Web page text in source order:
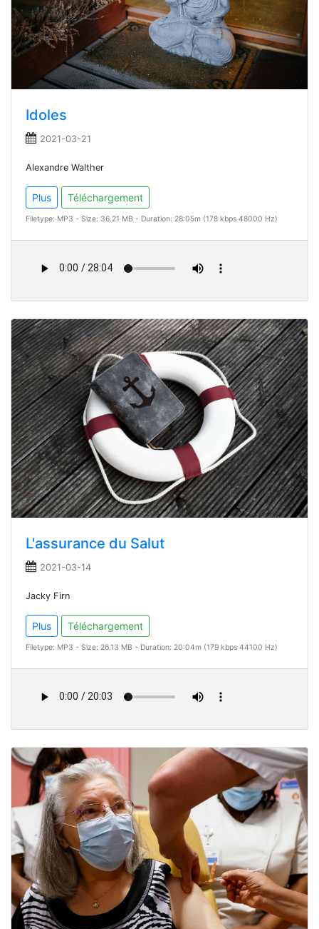
Idoles
2021-03-21
Alexandre Walther
Plus Téléchargement
Filetype: MP3 - Size: 36.21 MB - Duration: 28:05m (178 kbps 48000 Hz)
L'assurance du Salut
2021-03-14
Jacky Firn
Plus Téléchargement
Filetype: MP3 - Size: 26.13 MB - Duration: 20:04m (179 kbps 44100 Hz)